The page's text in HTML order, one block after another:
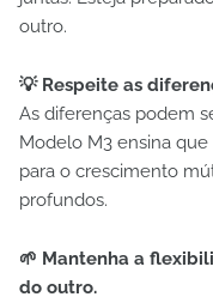
outro.
💡 Respeite as
As diferenças podem
Modelo M3 ensina
para o crescimento
profundos.
🌱 Mantenha a
do outro.